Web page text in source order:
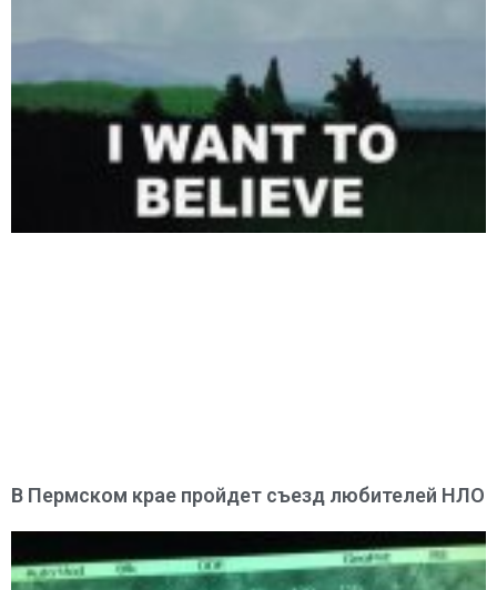
В Пермском крае пройдет съезд любителей НЛО